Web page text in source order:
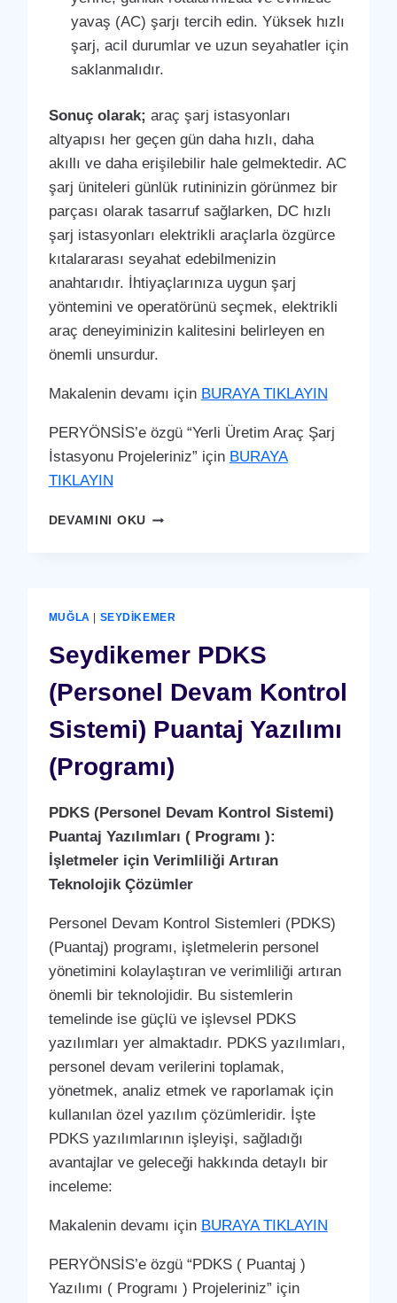
yavaş (AC) şarjı tercih edin. Yüksek hızlı
şarj, acil durumlar ve uzun seyahatler için
saklanmalıdır.
Sonuç olarak; araç şarj istasyonları
altyapısı her geçen gün daha hızlı, daha
akıllı ve daha erişilebilir hale gelmektedir. AC
şarj üniteleri günlük rutininizin görünmez bir
parçası olarak tasarruf sağlarken, DC hızlı
şarj istasyonları elektrikli araçlarla özgürce
kıtalararası seyahat edebilmenizin
anahtarıdır. İhtiyaçlarınıza uygun şarj
yöntemini ve operatörünü seçmek, elektrikli
araç deneyiminizin kalitesini belirleyen en
önemli unsurdur.
Makalenin devamı için BURAYA TIKLAYIN
PERYÖNSİS’e özgü “Yerli Üretim Araç Şarj
İstasyonu Projeleriniz” için BURAYA
TIKLAYIN
DEVAMINI OKUSEYDIKEMER
MUĞLA SEYDIKEMER
Seydikemer PDKS
(Personel Devam Kontrol
Sistemi) Puantaj Yazılımı
(Programı)
PDKS (Personel Devam Kontrol Sistemi)
Puantaj Yazılımları ( Programı ):
İşletmeler için Verimliliği Artıran
Teknolojik Çözümler
Personel Devam Kontrol Sistemleri (PDKS)
(Puantaj) programı, işletmelerin personel
yönetimini kolaylaştıran ve verimliliği artıran
önemli bir teknolojidir. Bu sistemlerin
temelinde ise güçlü ve işlevsel PDKS
yazılımları yer almaktadır. PDKS yazılımları,
personel devam verilerini toplamak,
yönetmek, analiz etmek ve raporlamak için
kullanılan özel yazılım çözümleridir. İşte
PDKS yazılımlarının işleyişi, sağladığı
avantajlar ve geleceği hakkında detaylı bir
inceleme:
Makalenin devamı için BURAYA TIKLAYIN
PERYÖNSİS’e özgü “PDKS ( Puantaj )
Yazılımı ( Programı ) Projeleriniz” için